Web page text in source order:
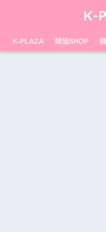
K-
K-PLAZA 韓流SHOP